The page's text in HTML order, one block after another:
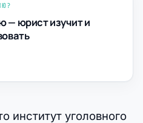
— юрист изучит и
институт уголовного